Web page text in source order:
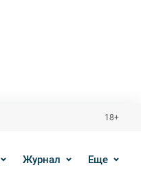
18+
Журнал Еще